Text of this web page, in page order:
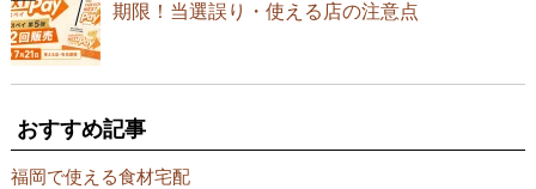
期限！当選誤り・使える店の注意点
おすすめ記事
福岡で使える食材宅配